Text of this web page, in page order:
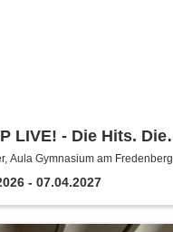
LIVE! - Die Hits. Die
Die Show.
Aula Gymnasium am Fredenberg
- 07.04.2027